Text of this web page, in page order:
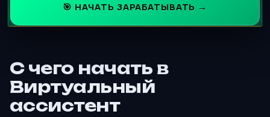
🎯 НАЧАТЬ ЗАРАБАТЫВАТЬ →
С чего начать в
Виртуальный
ассистент